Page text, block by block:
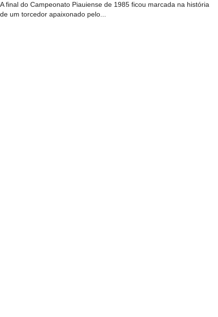
A final do Campeonato Piauiense de 1985 ficou marcada na história
de um torcedor apaixonado pelo...